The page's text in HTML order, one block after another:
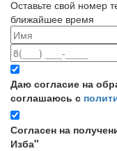
Оставьте свой номер
ближайшее время
Даю согласие на
соглашаюсь с
Согласен на
Изба"